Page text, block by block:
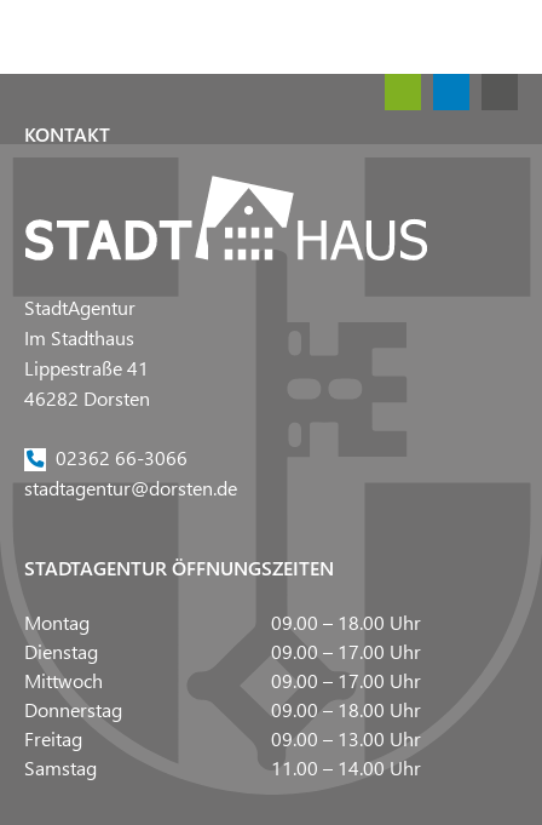
KONTAKT
StadtAgentur
Im Stadthaus
Lippestraße 41
46282 Dorsten
02362 66-3066
stadtagentur@dorsten.de
STADTAGENTUR ÖFFNUNGSZEITEN
Montag
09.00 – 18.00 Uhr
Dienstag
09.00 – 17.00 Uhr
Mittwoch
09.00 – 17.00 Uhr
Donnerstag
09.00 – 18.00 Uhr
Freitag
09.00 – 13.00 Uhr
Samstag
11.00 – 14.00 Uhr